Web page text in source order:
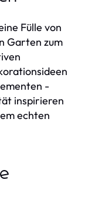
Fülle von
Garten zum
-
inspirieren
echten